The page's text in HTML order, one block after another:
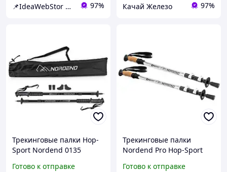
📌IdeaWebStor интернет-магазин товаров для спорта 97% Качай Железо 97%
Трекинговые палки Hop-
Sport Nordend 0135
Готово к отправке
Трекинговые палки
Nordend Pro Hop-Sport
Готово к отправке